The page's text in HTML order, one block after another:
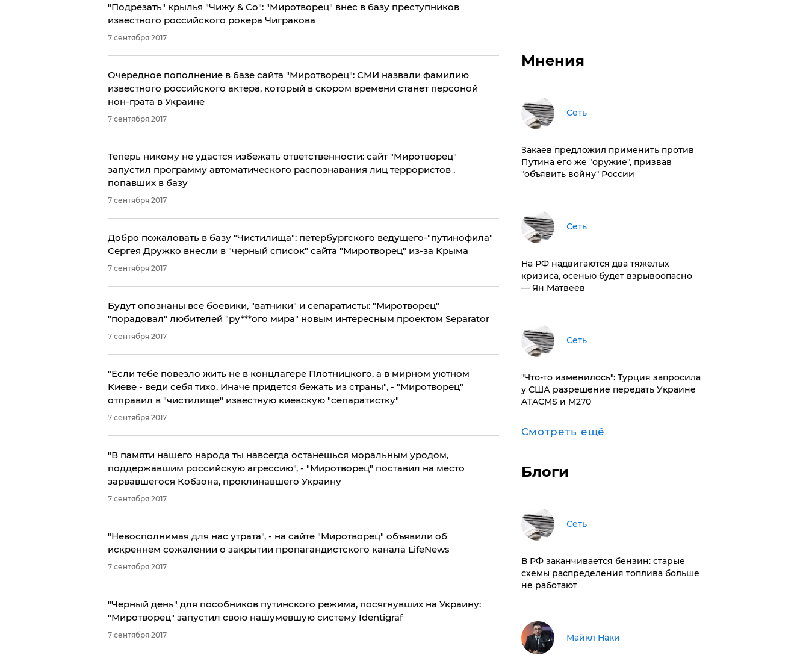
​"Подрезать" крылья "Чижу & Co": "Миротворец" внес в базу преступников
известного российского рокера Чигракова
7 сентября 2017
Очередное пополнение в базе сайта "Миротворец": СМИ назвали фамилию
известного российского актера, который в скором времени станет персоной
нон-грата в Украине
7 сентября 2017
Теперь никому не удастся избежать ответственности: сайт "Миротворец"
запустил программу автоматического распознавания лиц террористов ,
попавших в базу
7 сентября 2017
Добро пожаловать в базу "Чистилища": петербургского ведущего-"путинофила"
Сергея Дружко внесли в "черный список" сайта "Миротворец" из-за Крыма
7 сентября 2017
​Будут опознаны все боевики, "ватники" и сепаратисты: "Миротворец"
"порадовал" любителей "ру***ого мира" новым интересным проектом Separator
7 сентября 2017
"Если тебе повезло жить не в концлагере Плотницкого, а в мирном уютном
Киеве - веди себя тихо. Иначе придется бежать из страны", - "Миротворец"
отправил в "чистилище" известную киевскую "сепаратистку"
7 сентября 2017
"В памяти нашего народа ты навсегда останешься моральным уродом,
поддержавшим российскую агрессию", - "Миротворец" поставил на место
зарвавшегося Кобзона, проклинавшего Украину
7 сентября 2017
"Невосполнимая для нас утрата", - на сайте "Миротворец" объявили об
искреннем сожалении о закрытии пропагандистского канала LifeNews
7 сентября 2017
​"Черный день" для пособников путинского режима, посягнувших на Украину:
"Миротворец" запустил свою нашумевшую систему Identigraf
7 сентября 2017
Мнения
Сеть
Закаев предложил применить против
Путина его же "оружие", призвав
"объявить войну" России
Сеть
На РФ надвигаются два тяжелых
кризиса, осенью будет взрывоопасно
— Ян Матвеев
Сеть
​"Что-то изменилось": Турция запросила
у США разрешение передать Украине
ATACMS и M270
Смотреть ещё
Блоги
Сеть
​В РФ заканчивается бензин: старые
схемы распределения топлива больше
не работают
Майкл Наки